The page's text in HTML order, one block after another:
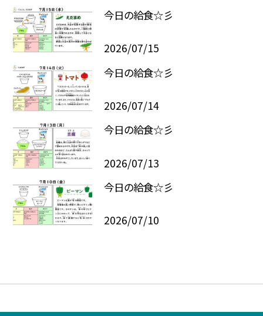
今日の給食☆彡
2026/07/15
今日の給食☆彡
2026/07/14
今日の給食☆彡
2026/07/13
今日の給食☆彡
2026/07/10